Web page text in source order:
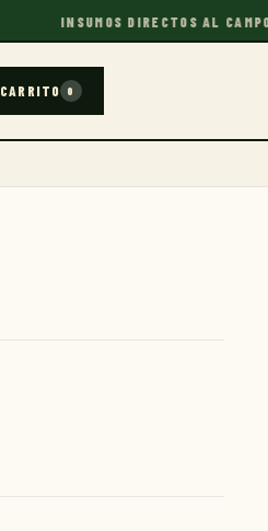
INSUMOS DIRECTOS AL CAMPO
CARRITO 0